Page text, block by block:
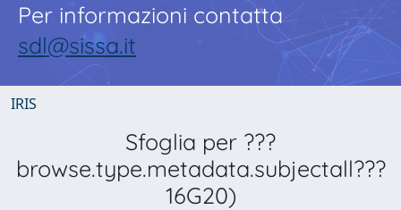
Per informazioni contatta
sdl@sissa.it
IRIS
Sfoglia per ???
browse.type.metadata.subjectall???
16G20)